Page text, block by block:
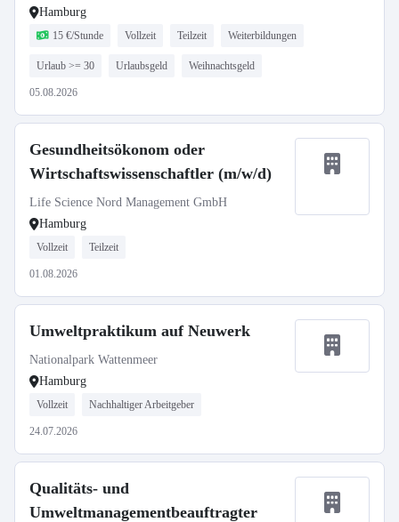
Hamburg
15 €/Stunde Vollzeit Teilzeit Weiterbildungen
Urlaub >= 30 Urlaubsgeld Weihnachtsgeld
05.08.2026
Gesundheitsökonom oder
Wirtschaftswissenschaftler (m/w/d)
Life Science Nord Management GmbH
Hamburg
Vollzeit Teilzeit
01.08.2026
Umweltpraktikum auf Neuwerk
Nationalpark Wattenmeer
Hamburg
Vollzeit Nachhaltiger Arbeitgeber
24.07.2026
Qualitäts- und
Umweltmanagementbeauftragter